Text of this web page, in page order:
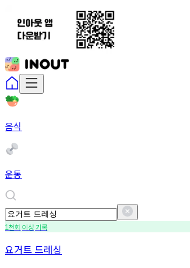
음식
운동
1천회 이상기록
요거트 드레싱